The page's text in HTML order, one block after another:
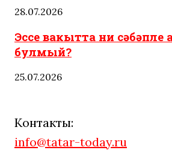
28.07.2026
Эссе вакытта ни сәбәпле
булмый?
25.07.2026
Контакты:
info@tatar-today.ru